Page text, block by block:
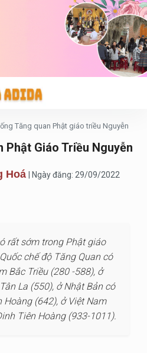
Tăng quan Phật giáo triều Nguyễn
Phật Giáo Triều Nguyễn
Hoá
| Ngày đăng: 29/09/2022
rất sớm trong Phật giáo
chế độ Tăng Quan có
Bắc Triều (280 -588), ở
La (550), ở Nhật Bản có
Hoàng (642), ở Việt Nam
Tiên Hoàng (933-1011).